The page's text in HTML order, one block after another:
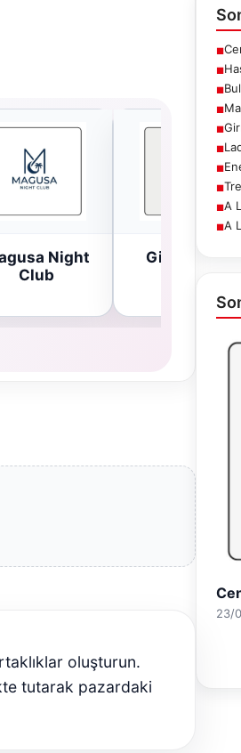
Night
Club
Girne Night
oluşturun.
tutarak pazardaki
■
■
■
■
■
■
■
■
■A
■A
26/